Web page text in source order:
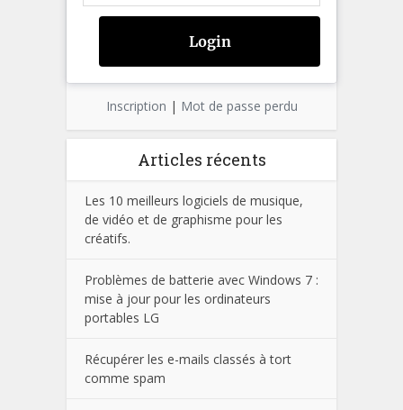
Inscription | Mot de passe perdu
Articles récents
Les 10 meilleurs logiciels de musique,
de vidéo et de graphisme pour les
créatifs.
Problèmes de batterie avec Windows 7 :
mise à jour pour les ordinateurs
portables LG
Récupérer les e-mails classés à tort
comme spam